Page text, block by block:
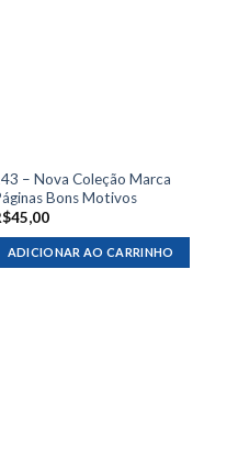
– Nova Coleção Marca
Bons Motivos
45,00
ADICIONAR AO CARRINHO